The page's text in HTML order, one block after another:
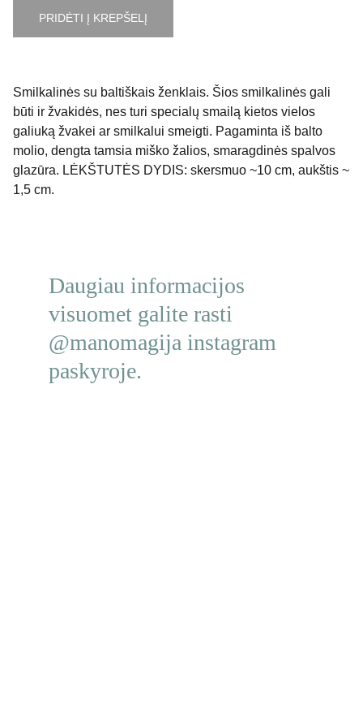
PRIDĖTI Į KREPŠELĮ
Smilkalinės su baltiškais ženklais. Šios smilkalinės gali
būti ir žvakidės, nes turi specialų smailą kietos vielos
galiuką žvakei ar smilkalui smeigti. Pagaminta iš balto
molio, dengta tamsia miško žalios, smaragdinės spalvos
glazūra. LĖKŠTUTĖS DYDIS: skersmuo ~10 cm, aukštis ~
1,5 cm.
Daugiau informacijos
visuomet galite rasti
@manomagija instagram
paskyroje.